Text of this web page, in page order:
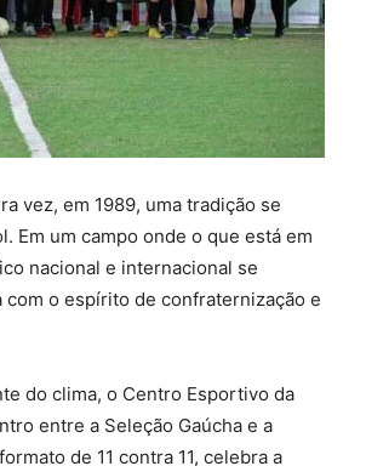
vez, em 1989, uma tradição se
Em um campo onde o que está em
nacional e internacional se
o espírito de confraternização e
do clima, o Centro Esportivo da
entre a Seleção Gaúcha e a
de 11 contra 11, celebra a